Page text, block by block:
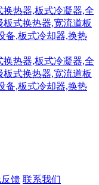
馈 联系我们